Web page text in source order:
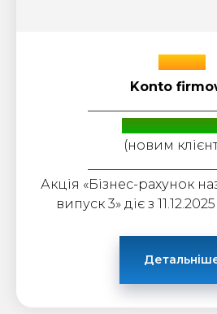
mBank
Konto
Навсегда за
(новим
Акція «Бізнес-рахунок
випуск 3» діє з